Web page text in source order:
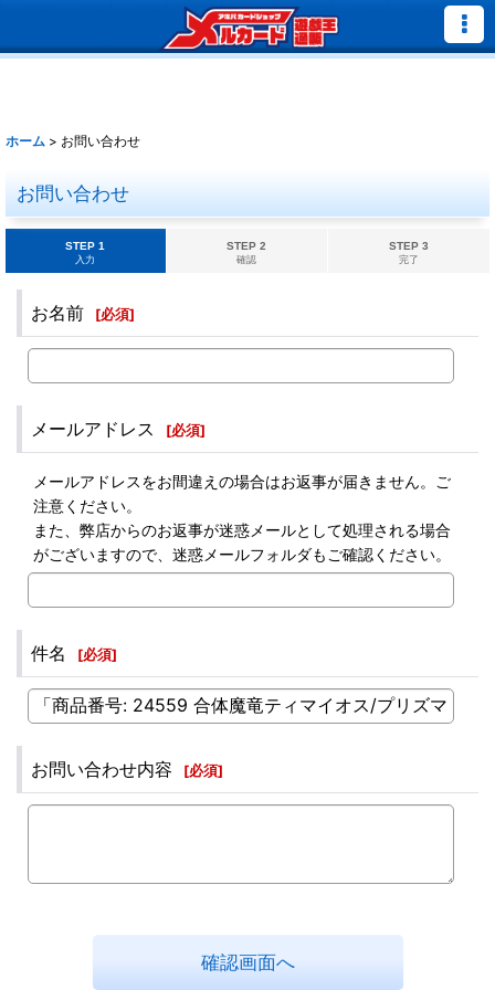
ホーム > お問い合わせ
お問い合わせ
STEP 1
入力
STEP 2
確認
STEP 3
完了
お名前 [必須]
メールアドレス [必須]
メールアドレスをお間違えの場合はお返事が届きません。ご
注意ください。
また、弊店からのお返事が迷惑メールとして処理される場合
がございますので、迷惑メールフォルダもご確認ください。
件名 [必須]
お問い合わせ内容 [必須]
確認画面へ